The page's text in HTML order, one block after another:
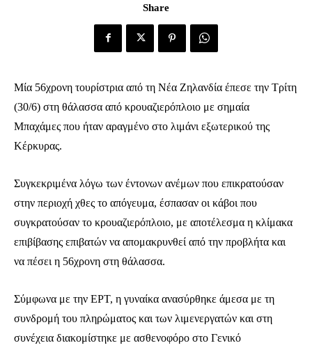
Share
Μία 56χρονη τουρίστρια από τη Νέα Ζηλανδία έπεσε την Τρίτη
(30/6) στη θάλασσα από κρουαζιερόπλοιο με σημαία
Μπαχάμες που ήταν αραγμένο στο λιμάνι εξωτερικού της
Κέρκυρας.
Συγκεκριμένα λόγω των έντονων ανέμων που επικρατούσαν
στην περιοχή χθες το απόγευμα, έσπασαν οι κάβοι που
συγκρατούσαν το κρουαζιερόπλοιο, με αποτέλεσμα η κλίμακα
επιβίβασης επιβατών να απομακρυνθεί από την προβλήτα και
να πέσει η 56χρονη στη θάλασσα.
Σύμφωνα με την ΕΡΤ, η γυναίκα ανασύρθηκε άμεσα με τη
συνδρομή του πληρώματος και των λιμενεργατών και στη
συνέχεια διακομίστηκε με ασθενοφόρο στο Γενικό